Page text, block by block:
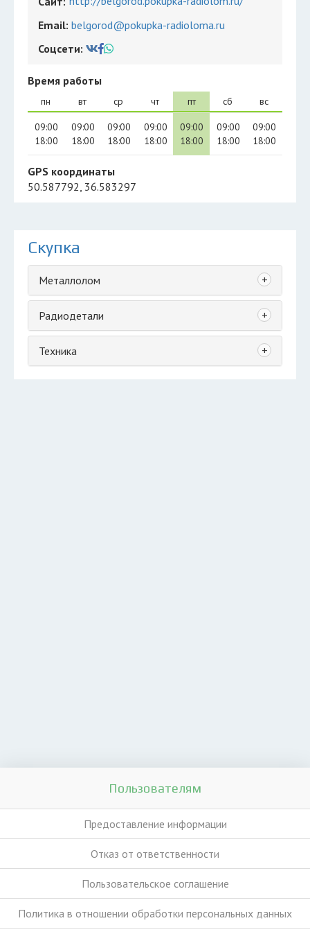
Email: belgorod@pokupka-radioloma.ru
Соцсети:
Время работы
пн
09:00
18:00
вт
09:00
18:00
ср
09:00
18:00
чт
09:00
18:00
пт
09:00
18:00
сб
09:00
18:00
вс
09:00
18:00
GPS координаты
50.587792, 36.583297
Скупка
Металлолом +
Радиодетали +
Техника +
Пользователям
Предоставление информации
Отказ от ответственности
Пользовательское соглашение
Политика в отношении обработки персональных данных